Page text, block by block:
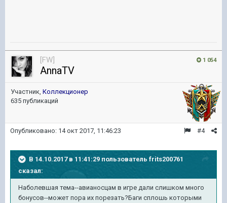
1 054
[FW]
AnnaTV
Участник, Коллекционер
635 публикаций
#4
Опубликовано: 14 окт 2017, 11:46:23
В 14.10.2017 в 11:41:29 пользователь frits200761
сказал:
Наболевшая тема--авианосцам в игре дали слишком много
бонусов--может пора их порезать?Баги сплошь которыми